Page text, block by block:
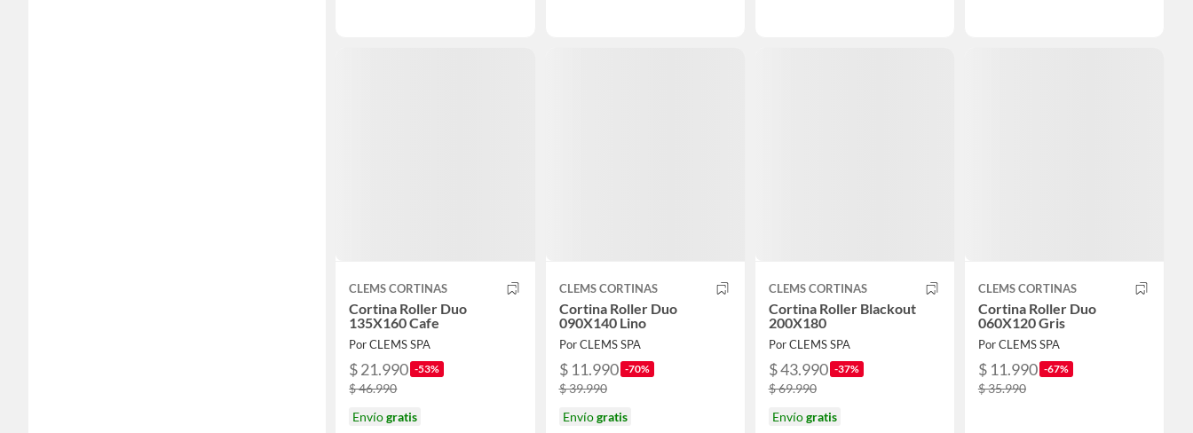
CLEMS CORTINAS
Cortina Roller Duo
135X160 Cafe
Por CLEMS SPA
$ 21.990 -53%
$ 46.990
Envíogratis
CLEMS CORTINAS
Cortina Roller Duo
090X140 Lino
Por CLEMS SPA
$ 11.990 -70%
$ 39.990
Envíogratis
CLEMS CORTINAS
Cortina Roller Blackout
200X180
Por CLEMS SPA
$ 43.990 -37%
$ 69.990
Envíogratis
CLEMS CORTINAS
Cortina Roller Duo
060X120 Gris
Por CLEMS SPA
$ 11.990 -67%
$ 35.990